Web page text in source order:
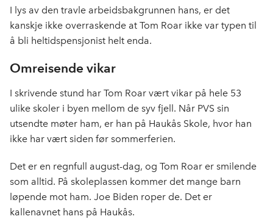
I lys av den travle arbeidsbakgrunnen hans, er det
kanskje ikke overraskende at Tom Roar ikke var typen til
å bli heltidspensjonist helt enda.
Omreisende vikar
I skrivende stund har Tom Roar vært vikar på hele 53
ulike skoler i byen mellom de syv fjell. Når PVS sin
utsendte møter ham, er han på Haukås Skole, hvor han
ikke har vært siden før sommerferien.
Det er en regnfull august-dag, og Tom Roar er smilende
som alltid. På skoleplassen kommer det mange barn
løpende mot ham. Joe Biden roper de. Det er
kallenavnet hans på Haukås.